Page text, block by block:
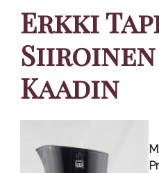
Erkki
Siiroinen
Kaadin